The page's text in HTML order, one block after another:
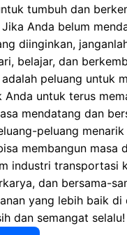
tumbuh dan
Anda belum
diinginkan,
belajar, dan
peluang untuk
Anda untuk terus
mendatang dan
peluang menarik
membangun masa
industri transportasi
dan bersama-
yang lebih baik di
dan semangat selalu!